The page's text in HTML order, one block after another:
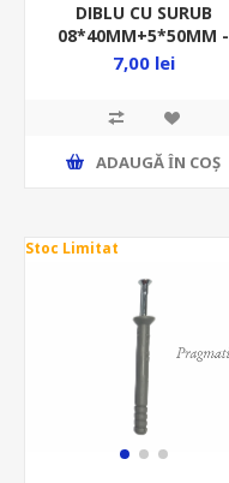
DIBLU CU SURUB
08*40MM+5*50MM -
10BUC/PUNGA -
7,00 lei
ADAUGĂ ȊN COŞ
Stoc Limitat